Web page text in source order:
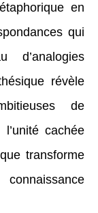
en
qui
d’analogies
révèle
de
l’unité cachée
transforme